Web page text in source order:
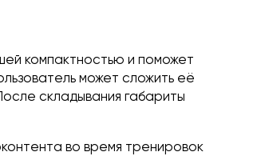
компактностью и поможет
может сложить её
складывания габариты
во время тренировок